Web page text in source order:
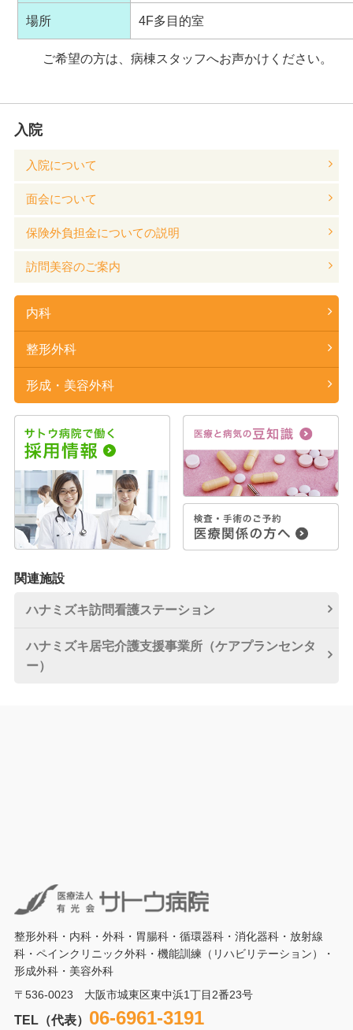
場所 4F多目的室
ご希望の方は、病棟スタッフへお声かけください。
入院
入院について
面会について
保険外負担金についての説明
訪問美容のご案内
内科
整形外科
形成・美容外科
関連施設
ハナミズキ訪問看護ステーション
ハナミズキ居宅介護支援事業所（ケアプランセンタ
ー）
整形外科・内科・外科・胃腸科・循環器科・消化器科・放射線
科・ペインクリニック外科・機能訓練（リハビリテーション）・
形成外科・美容外科
〒536-0023 大阪市城東区東中浜1丁目2番23号
TEL（代表） 06-6961-3191